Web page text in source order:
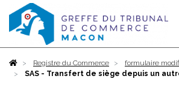
AccueilRegistre du Commerce
formulaire
SAS - Transfert de siège depuis un